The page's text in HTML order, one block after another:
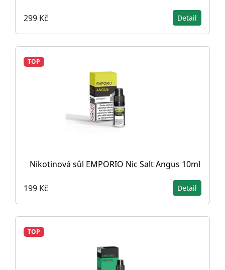
299 Kč Detail
TOP
Nikotinová sůl EMPORIO Nic Salt Angus 10ml
199 Kč Detail
TOP